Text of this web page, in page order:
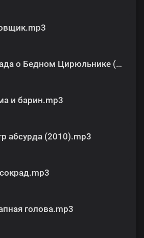
02. Баллада о Бедном Цирюльнике (Ария Бродяги).mp3
и барин.mp3
абсурда (2010).mp3
голова.mp3